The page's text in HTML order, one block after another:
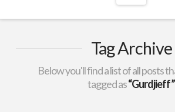
Tag Archive
Below you'll find a list of all posts
tagged as“Gurdjieff”